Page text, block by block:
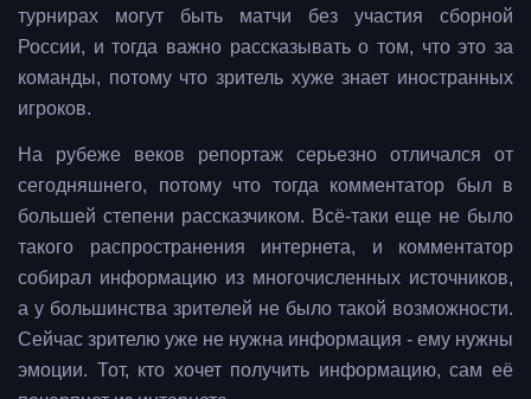
турнирах могут быть матчи без участия сборной
России, и тогда важно рассказывать о том, что это за
команды, потому что зритель хуже знает иностранных
игроков.
На рубеже веков репортаж серьезно отличался от
сегодняшнего, потому что тогда комментатор был в
большей степени рассказчиком. Всё-таки еще не было
такого распространения интернета, и комментатор
собирал информацию из многочисленных источников,
а у большинства зрителей не было такой возможности.
Сейчас зрителю уже не нужна информация - ему нужны
эмоции. Тот, кто хочет получить информацию, сам её